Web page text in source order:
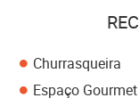
Churrasqueira
Espaço Gourmet